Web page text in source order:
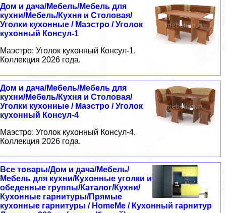
Дом и дача/Мебель/Мебель для
кухни/Мебель/Кухня и Столовая/
Уголки кухонные / Маэстро / Уголок
кухонный Консул-1
Маэстро: Уголок кухонный Консул-1.
Коллекция 2026 года.
Дом и дача/Мебель/Мебель для
кухни/Мебель/Кухня и Столовая/
Уголки кухонные / Маэстро / Уголок
кухонный Консул-4
Маэстро: Уголок кухонный Консул-4.
Коллекция 2026 года.
Все товары/Дом и дача/Мебель/
Мебель для кухни/Кухонные уголки и
обеденные группы/Каталог/Кухни/
Кухонные гарнитуры/Прямые
кухонные гарнитуры / HomeMe / Кухонный гарнитур